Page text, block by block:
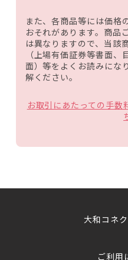
また、各商品等には価格
おそれがあります。商品
は異なりますので、当該
（上場有価証券等書面
面）等をよくお読みにな
解ください。
お取引にあたっての手数
大和コネ
ご利用